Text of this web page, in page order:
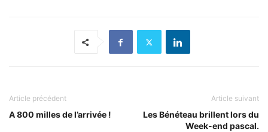
Article précédent
A 800 milles de l’arrivée !
Article suivant
Les Bénéteau brillent lors du
Week-end pascal.